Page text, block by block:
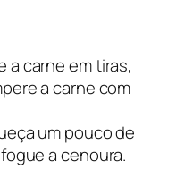
a carne em tiras,
a carne com
um pouco de
a cenoura.